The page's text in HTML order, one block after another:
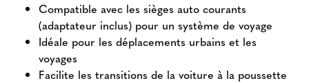
Compatible avec les sièges auto courants
(adaptateur inclus) pour un système de voyage
Idéale pour les déplacements urbains et les
voyages
Facilite les transitions de la voiture à la poussette